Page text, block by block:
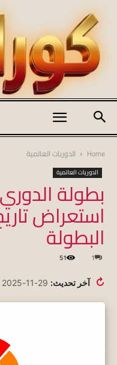
Home الدوريات العالمية
الدوريات العالمية
بطولة
استعراض
البطولة
1
51
↻ آخر تحديث: 29-11-2025